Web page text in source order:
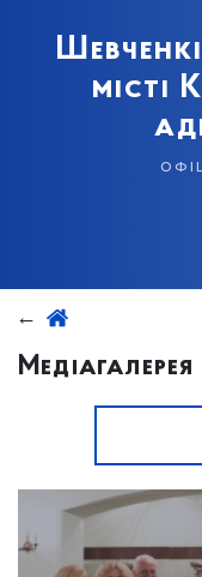
місті
Медіагалерея